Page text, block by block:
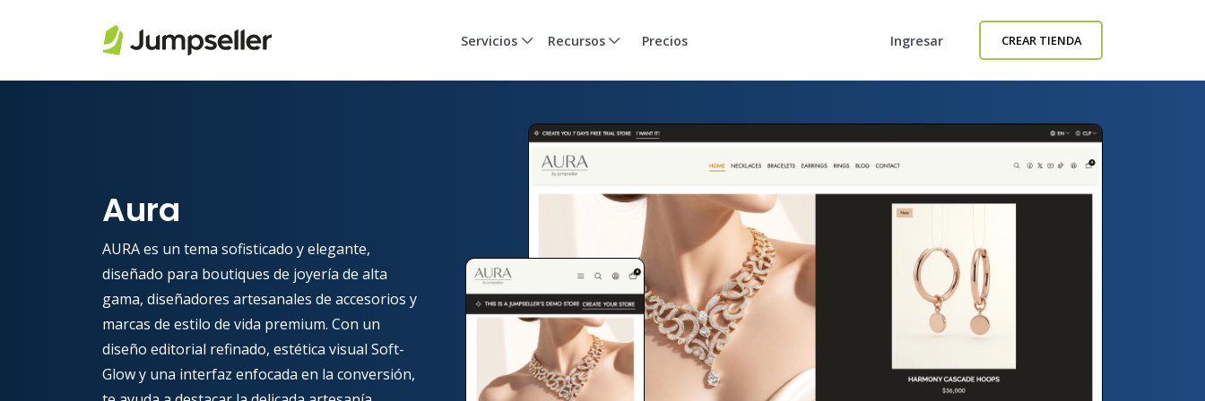
Servicios Recursos Precios Ingresar CREAR TIENDA
Aura
AURA es un tema sofisticado y elegante,
diseñado para boutiques de joyería de alta
gama, diseñadores artesanales de accesorios y
marcas de estilo de vida premium. Con un
diseño editorial refinado, estética visual Soft-
Glow y una interfaz enfocada en la conversión,